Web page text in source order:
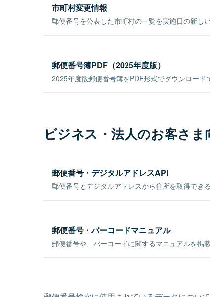
市町村変更情報
郵便番号を公表した市町村の一覧を実施日の新し
郵便番号簿PDF（2025年度版）
2025年度版郵便番号簿をPDF形式でダウンロード
ビジネス・法人のお客さま
郵便番号・デジタルアドレスAPI
郵便番号とデジタルアドレスから住所を取得でき
郵便番号・バーコードマニュアル
郵便番号や、バーコードに関するマニュアルを掲載